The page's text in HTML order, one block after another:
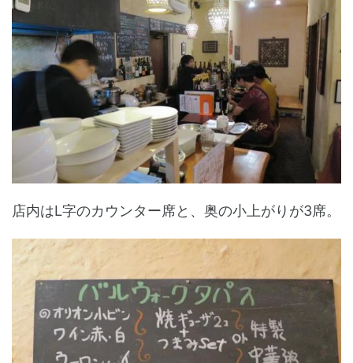
店内はL字のカウンター席と、奥の小上がりが3席。